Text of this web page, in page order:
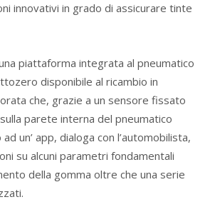
innovativi in grado di assicurare tinte
piattaforma integrata al pneumatico
disponibile al ricambio in
che, grazie a un sensore fissato
parete interna del pneumatico
un’ app, dialoga con l’automobilista,
su alcuni parametri fondamentali
della gomma oltre che una serie